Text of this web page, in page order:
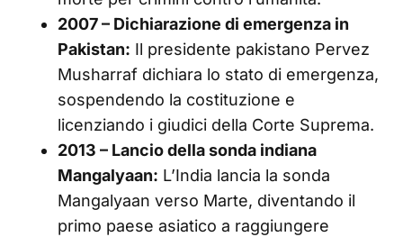
2007 – Dichiarazione di emergenza in
Pakistan: Il presidente pakistano Pervez
Musharraf dichiara lo stato di emergenza,
sospendendo la costituzione e
licenziando i giudici della Corte Suprema.
2013 – Lancio della sonda indiana
Mangalyaan: L’India lancia la sonda
Mangalyaan verso Marte, diventando il
primo paese asiatico a raggiungere